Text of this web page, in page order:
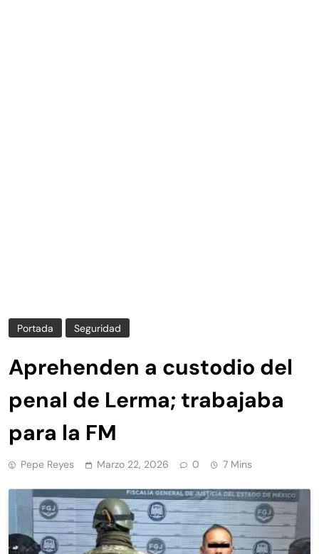
Portada Seguridad
Aprehenden a custodio del
penal de Lerma; trabajaba
para la FM
Pepe Reyes Marzo 22, 2026 0 7 Mins